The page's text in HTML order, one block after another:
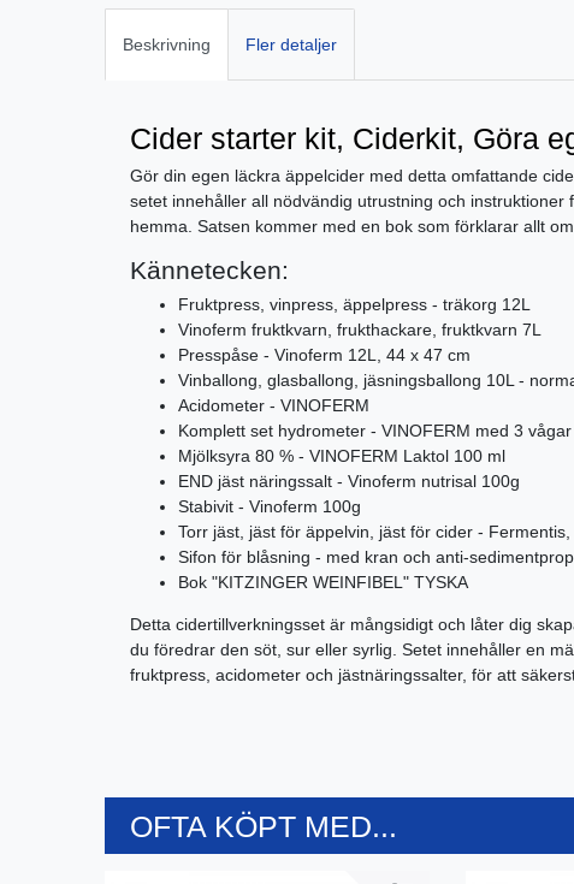
Beskrivning Fler detaljer
Cider starter kit, Ciderkit, Göra
Gör din egen läckra äppelcider med detta omfattande
setet innehåller all nödvändig utrustning och
hemma. Satsen kommer med en bok som förklarar allt
Kännetecken:
Fruktpress, vinpress, äppelpress - träkorg 12L
Vinoferm fruktkvarn, frukthackare, fruktkvarn 7L
Presspåse - Vinoferm 12L, 44 x 47 cm
Vinballong, glasballong, jäsningsballong 10L -
Acidometer - VINOFERM
Komplett set hydrometer - VINOFERM med 3 vågar
Mjölksyra 80 % - VINOFERM Laktol 100 ml
END jäst näringssalt - Vinoferm nutrisal 100g
Stabivit - Vinoferm 100g
Torr jäst, jäst för äppelvin, jäst för cider -
Sifon för blåsning - med kran och anti-
Bok "KITZINGER WEINFIBEL" TYSKA
Detta cidertillverkningsset är mångsidigt och låter dig
du föredrar den söt, sur eller syrlig. Setet innehåller en
fruktpress, acidometer och jästnäringssalter, för att
OFTA KÖPT MED...